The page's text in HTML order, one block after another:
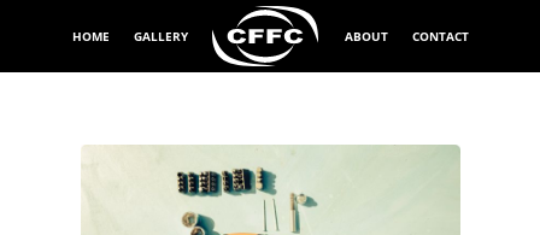
HOME GALLERY ABOUT CONTACT